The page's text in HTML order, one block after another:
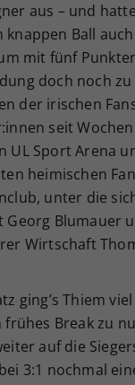
aus – und
Ball
mit fünf
doch noch zu
der irischen
seit
UL Sport Arena
heimischen
unter die
Georg Blumauer
Wirtschaft
ging’s Thiem
frühes Break zu
auf die
3:1 nochmal